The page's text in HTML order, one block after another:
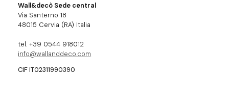
Wall&decò Sede central
Via Santerno 18
48015 Cervia (RA) Italia
tel. +39 0544 918012
info@wallanddeco.com
CIF IT02311990390